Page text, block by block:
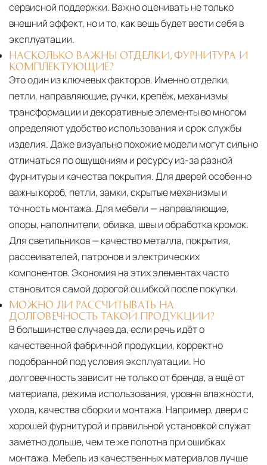
сервисной поддержки. Важно оценивать не только
внешний эффект, но и то, как вещь будет вести себя в
эксплуатации.
НАСКОЛЬКО ВАЖНЫ ОТДЕЛКИ, ФУРНИТУРА И
КОМПЛЕКТУЮЩИЕ?
Это один из ключевых факторов. Именно отделки,
петли, направляющие, ручки, крепёж, механизмы
трансформации и декоративные элементы во многом
определяют удобство использования и срок службы
изделия. Даже визуально похожие модели могут сильно
отличаться по ощущениям и ресурсу из-за разной
фурнитуры и качества покрытия. Для дверей особенно
важны короб, петли, замки, скрытые механизмы и
точность монтажа. Для мебели — направляющие,
опоры, наполнители, обивка, швы и обработка кромок.
Для светильников — качество металла, покрытия,
рассеивателей, патронов и электрических
компонентов. Экономия на этих элементах часто
становится самой дорогой ошибкой после покупки.
МОЖНО ЛИ РАССЧИТЫВАТЬ НА
ДОЛГОВЕЧНОСТЬ ТАКОЙ ПРОДУКЦИИ?
В большинстве случаев да, если речь идёт о
качественной фабричной продукции, корректно
подобранной под условия эксплуатации. Но
долговечность зависит не только от бренда, а ещё от
материала, режима использования, уровня влажности,
ухода, качества сборки и монтажа. Например, двери с
хорошей фурнитурой и правильной установкой служат
заметно дольше, чем те же полотна при ошибках
монтажа. Мебель из качественных материалов лучше